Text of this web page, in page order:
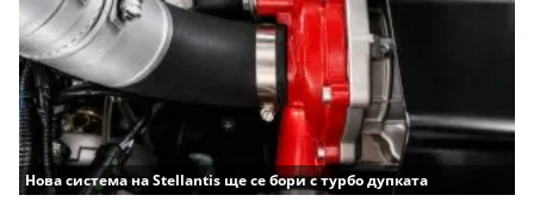
Нова система на Stellantis ще се бори с турбо дупката